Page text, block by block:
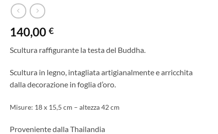
140,00 €
Scultura raffigurante la testa del Buddha.
Scultura in legno, intagliata artigianalmente e arricchita
dalla decorazione in foglia d’oro.
Misure: 18 x 15,5 cm – altezza 42 cm
Proveniente dalla Thailandia